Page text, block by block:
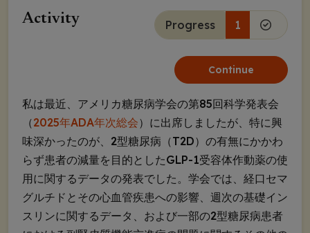
Activity Progress 1
Continue
私は最近、アメリカ糖尿病学会の第85回科学発表会
（2025年ADA年次総会）に出席しましたが、特に興
味深かったのが、2型糖尿病（T2D）の有無にかかわ
らず患者の減量を目的としたGLP-1受容体作動薬の使
用に関するデータの発表でした。学会では、経口セマ
グルチドとその心血管疾患への影響、週次の基礎イン
スリンに関するデータ、および一部の2型糖尿病患者